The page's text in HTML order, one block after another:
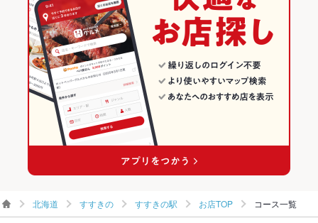
日本料理・懐石・割烹
すすきの × 和食
すすきの × 日本料理・懐石・割烹
すすきの駅 × 和食
すすきの駅 × 日本料理・懐石・割烹
北海道 × 居酒屋
北海道 × 海鮮
北海道 × 和食
北海道 × 日本料理・懐石・割烹
すすきののグルメランキング
すすきのの居酒屋ランキング
すすきのの海鮮ランキング
すすきの駅のグルメランキング
すすきの駅の居酒屋ランキング
すすきの駅の海鮮ランキング
北海道 すすきの すすきの駅 お店TOP コース一覧